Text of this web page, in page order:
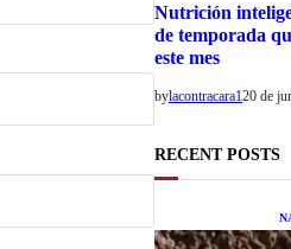
Nutrición
de temporada
este mes
bylacontracara120 de
RECENT POSTS